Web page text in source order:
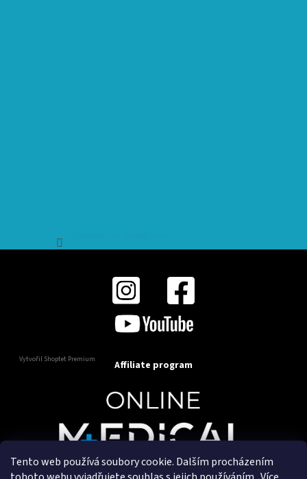
Tento web používá soubory cookie. Dalším procházením
Vytvořil Shoptet Premium Affiliate program
Copyright 2025OnlineMedical.cz. Všechna práva